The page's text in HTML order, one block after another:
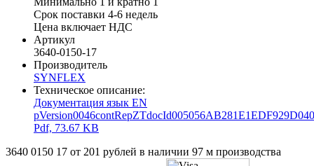
Срок поставки 4-6 недель
Цена включает НДС
Артикул
3640-0150-17
Производитель
SYNFLEX
Техническое описание:
Документация язык EN
Pdf, 73.67 KB
3640 0150 17 от 201 рублей в наличии 97 м производства